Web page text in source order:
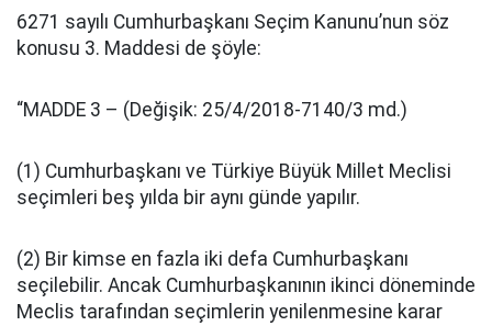
6271 sayılı Cumhurbaşkanı Seçim Kanunu’nun söz
konusu 3. Maddesi de şöyle:
“MADDE 3 – (Değişik: 25/4/2018-7140/3 md.)
(1) Cumhurbaşkanı ve Türkiye Büyük Millet Meclisi
seçimleri beş yılda bir aynı günde yapılır.
(2) Bir kimse en fazla iki defa Cumhurbaşkanı
seçilebilir. Ancak Cumhurbaşkanının ikinci döneminde
Meclis tarafından seçimlerin yenilenmesine karar